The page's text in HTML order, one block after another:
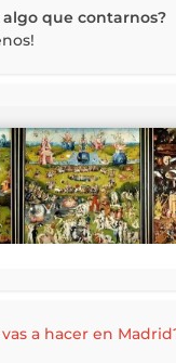
algo que contarnos?